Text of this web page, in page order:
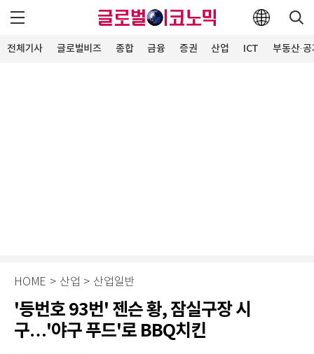
전체기사 글로벌비즈 종합 금융 증권 산업 ICT 부동산·
HOME > 산업 > 산업일반
'등번호 93번' 젠슨 황, 잠실구장 시
구…'야구 푸드'로 BBQ치킨